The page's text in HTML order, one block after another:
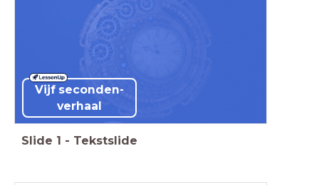
Vijf seconden-
verhaal
Slide 1 - Tekstslide